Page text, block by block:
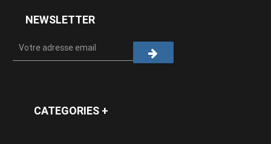
NEWSLETTER
CATEGORIES +